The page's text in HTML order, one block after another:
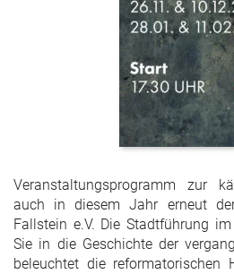
Veranstaltungsprogramm zur
auch in diesem Jahr erneut
Fallstein e.V. Die Stadtführung
Sie in die Geschichte der
beleuchtet die reformatorischen